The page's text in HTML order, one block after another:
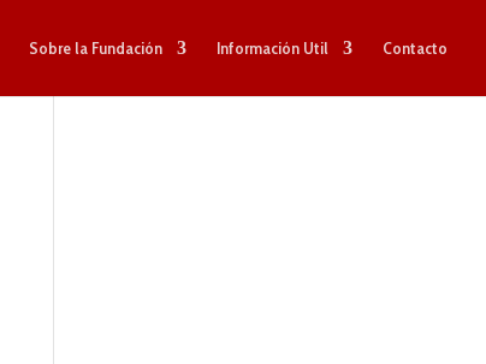
Sobre la Fundación Información Util Contacto